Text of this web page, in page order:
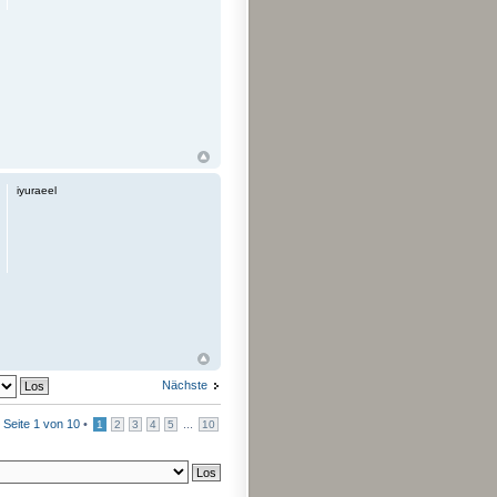
iyuraeel
Nächste
Seite 1 von 10 • 1 2 3 4 5 10